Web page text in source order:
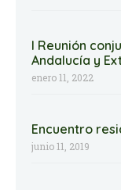
I Reunión
Andalucía y
enero 11, 2022
Encuentro
junio 11, 2019